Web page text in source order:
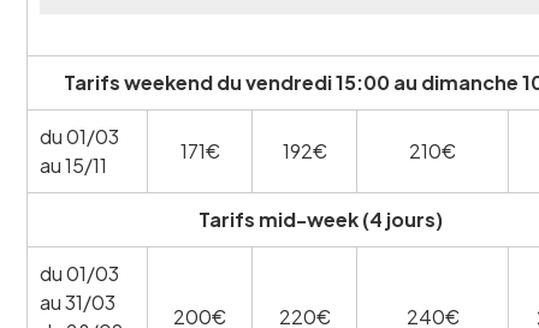
Tarifs weekend du vendredi 15:00 au dimanche
du 01/03
au 15/11
171€ 192€ 210€
Tarifs mid-week (4 jours)
du 01/03
au 31/03
200€ 220€ 240€